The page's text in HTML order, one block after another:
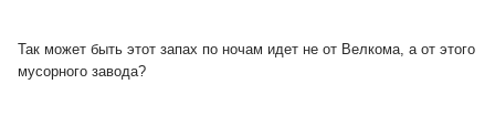
Так может быть этот запах по ночам идет не от Велкома, а от этого
мусорного завода?